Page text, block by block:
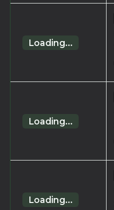
Loading...
Loading...
Loading...